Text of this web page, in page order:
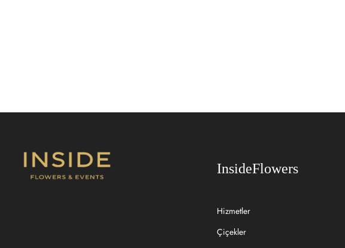
InsideFlowers
Hizmetler
Çiçekler